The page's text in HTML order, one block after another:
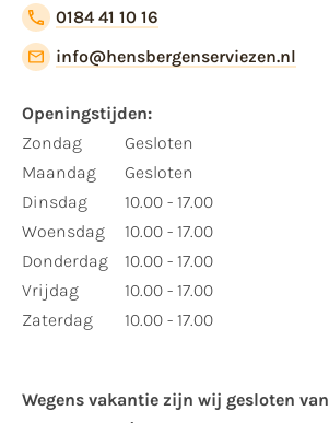
0184 41 10 16
info@hensbergenserviezen.nl
Openingstijden:
Zondag
Maandag
Dinsdag
Woensdag
Donderdag
Vrijdag
Zaterdag
Gesloten
Gesloten
10.00 - 17.00
10.00 - 17.00
10.00 - 17.00
10.00 - 17.00
10.00 - 17.00
Wegens vakantie zijn wij gesloten van ​